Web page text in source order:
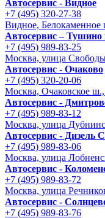
Автосервис - Видное
+7 (495) 320-27-38
Видное, Белокаменное
Автосервис –
+7 (495) 989-83-25
Москва, улица
Автосервис - Очаково
+7 (495) 320-20-06
Москва, Очаковское ш.,
Автосервис -
+7 (495) 989-83-12
Москва, улица
Автосервис - Дизель
+7 (495) 989-83-06
Москва, улица
Автосервис -
+7 (495) 989-83-72
Москва, улица
Автосервис -
+7 (495) 989-83-76